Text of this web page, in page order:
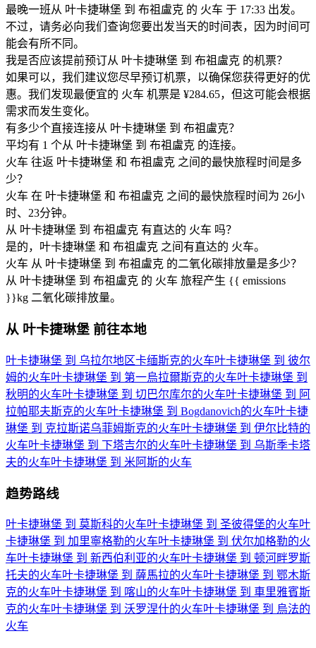
最晚一班从 叶卡捷琳堡 到 布祖盧克 的 火车 于 17:33 出发。
不过，请务必向我们查询您要出发当天的时间表，因为时间可
能会有所不同。
我是否应该提前预订从 叶卡捷琳堡 到 布祖盧克 的机票？
如果可以，我们建议您尽早预订机票，以确保您获得更好的优
惠。我们发现最便宜的 火车 机票是 ¥284.65，但这可能会根据
需求而发生变化。
有多少个直接连接从 叶卡捷琳堡 到 布祖盧克？
平均有 1 个从 叶卡捷琳堡 到 布祖盧克 的连接。
火车 往返 叶卡捷琳堡 和 布祖盧克 之间的最快旅程时间是多
少？
火车 在 叶卡捷琳堡 和 布祖盧克 之间的最快旅程时间为 26小
时、23分钟。
从 叶卡捷琳堡 到 布祖盧克 有直达的 火车 吗？
是的，叶卡捷琳堡 和 布祖盧克 之间有直达的 火车。
火车 从 叶卡捷琳堡 到 布祖盧克 的二氧化碳排放量是多少？
从 叶卡捷琳堡 到 布祖盧克 的 火车 旅程产生 {{ emissions
}}kg 二氧化碳排放量。
从 叶卡捷琳堡 前往本地
叶卡捷琳堡 到 乌拉尔地区卡缅斯克的火车叶卡捷琳堡 到 彼尔
姆的火车叶卡捷琳堡 到 第一烏拉爾斯克的火车叶卡捷琳堡 到
秋明的火车叶卡捷琳堡 到 切巴尔库尔的火车叶卡捷琳堡 到 阿
拉帕耶夫斯克的火车叶卡捷琳堡 到 Bogdanovich的火车叶卡捷
琳堡 到 克拉斯诺乌菲姆斯克的火车叶卡捷琳堡 到 伊尔比特的
火车叶卡捷琳堡 到 下塔吉尔的火车叶卡捷琳堡 到 乌斯季卡塔
夫的火车叶卡捷琳堡 到 米阿斯的火车
趋势路线
叶卡捷琳堡 到 莫斯科的火车叶卡捷琳堡 到 圣彼得堡的火车叶
卡捷琳堡 到 加里寧格勒的火车叶卡捷琳堡 到 伏尔加格勒的火
车叶卡捷琳堡 到 新西伯利亚的火车叶卡捷琳堡 到 顿河畔罗斯
托夫的火车叶卡捷琳堡 到 薩馬拉的火车叶卡捷琳堡 到 鄂木斯
克的火车叶卡捷琳堡 到 喀山的火车叶卡捷琳堡 到 車里雅賓斯
克的火车叶卡捷琳堡 到 沃罗涅什的火车叶卡捷琳堡 到 烏法的
火车